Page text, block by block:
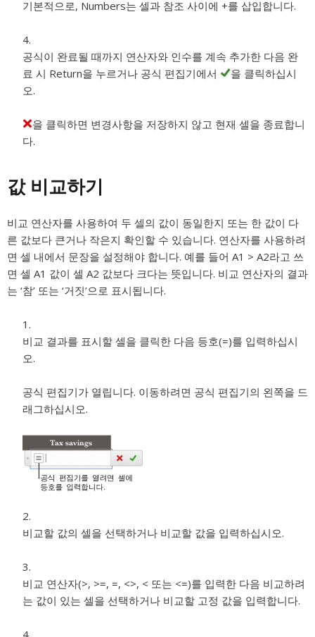
기본적으로, Numbers는 셀과 참조 사이에 +를 삽입합니다.
공식이 완료될 때까지 연산자와 인수를 계속 추가한 다음 완
료 시 Return을 누르거나 공식 편집기에서
을 클릭하십시
오.
을 클릭하면 변경사항을 저장하지 않고 현재 셀을 종료합니
다.
값 비교하기
비교 연산자를 사용하여 두 셀의 값이 동일한지 또는 한 값이 다
른 값보다 큰거나 작은지 확인할 수 있습니다. 연산자를 사용하려
면 셀 내에서 문장을 설정해야 합니다. 예를 들어 A1 > A2라고 쓰
면 셀 A1 값이 셀 A2 값보다 크다는 뜻입니다. 비교 연산자의 결과
는 ‘참’ 또는 ‘거짓’으로 표시됩니다.
비교 결과를 표시할 셀을 클릭한 다음 등호(=)를 입력하십시
오.
공식 편집기가 열립니다. 이동하려면 공식 편집기의 왼쪽을 드
래그하십시오.
비교할 값의 셀을 선택하거나 비교할 값을 입력하십시오.
비교 연산자(>, >=, =, <>, < 또는 <=)를 입력한 다음 비교하려
는 값이 있는 셀을 선택하거나 비교할 고정 값을 입력합니다.